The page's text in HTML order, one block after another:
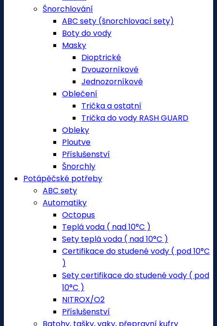
Šnorchlování
ABC sety (šnorchlovací sety)
Boty do vody
Masky
Dioptrické
Dvouzorníkové
Jednozorníkové
Oblečení
Trička a ostatní
Trička do vody RASH GUARD
Obleky
Ploutve
Příslušenství
Šnorchly
Potápěčské potřeby
ABC sety
Automatiky
Octopus
Teplá voda ( nad 10°C )
Sety teplá voda ( nad 10°C )
Certifikace do studené vody ( pod 10°C
)
Sety certifikace do studené vody ( pod
10°C )
NITROX/O2
Příslušenství
Batohy, tašky, vaky, přepravní kufry